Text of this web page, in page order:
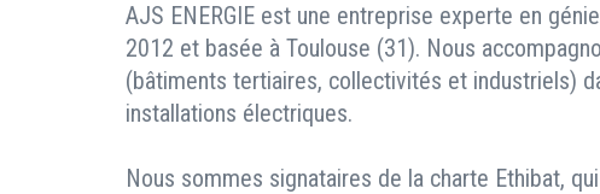
AJS ENERGIE est une entreprise experte en
2012 et basée à Toulouse (31). Nous
(bâtiments tertiaires, collectivités et industriels)
installations électriques.
Nous sommes signataires de la charte Ethibat,